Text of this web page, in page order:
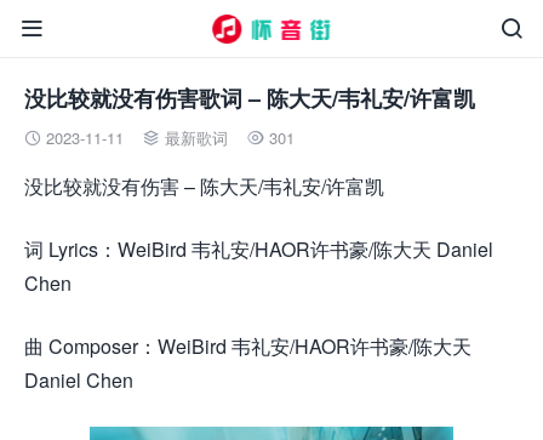


没比较就没有伤害歌词 – 陈大天/韦礼安/许富凯
 2023-11-11  最新歌词  301
没比较就没有伤害 – 陈大天/韦礼安/许富凯
词 Lyrics：WeiBird 韦礼安/HAOR许书豪/陈大天 Daniel
Chen
曲 Composer：WeiBird 韦礼安/HAOR许书豪/陈大天
Daniel Chen